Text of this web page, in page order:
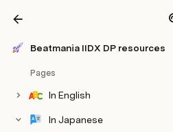
Beatmania IIDX DP resources
Pages
In English
In Japanese